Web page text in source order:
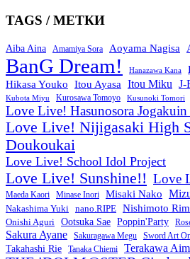
TAGS / МЕТКИ
Aiba Aina Amamiya Sora Aoyama Nagisa
BanG Dream! Hanazawa Kana
Hikasa Youko
Itou Ayasa Itou Miku J-
Kubota Miyu Kurosawa Tomoyo Kusunoki Tomori
Love Live! Hasunosora
Love Live! Nijigasaki High
Doukoukai
Love Live! School Idol Project
Love Live! Sunshine!! Love
Maeda Kaori Minase Inori Misaki Nako
Nakashima Yuki nano.RIPE Nishimoto
Onishi Aguri Ootsuka Sae Poppin'Party
Sakura Ayane Sakuragawa Megu Sword Art
Takahashi Rie Tanaka Chiemi Terakawa